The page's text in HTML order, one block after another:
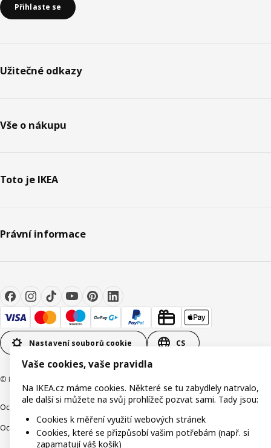
Přihlaste se
Užitečné odkazy
Vše o nákupu
Toto je IKEA
Právní informace
Nastavení souborů cookie CS
© Inter IKEA Systems B.V. 1999-2026
Ochrana osobních údajů Společně bezpečně
Digitální přístupnost
Ochrana Oznamovatelů
Vaše cookies, vaše pravidla
Na IKEA.cz máme cookies. Některé se tu zabydlely natrvalo,
ale další si můžete na svůj prohlížeč pozvat sami. Tady jsou:
Cookies k měření využití webových stránek
Cookies, které se přizpůsobí vašim potřebám (např. si
zapamatují váš košík)